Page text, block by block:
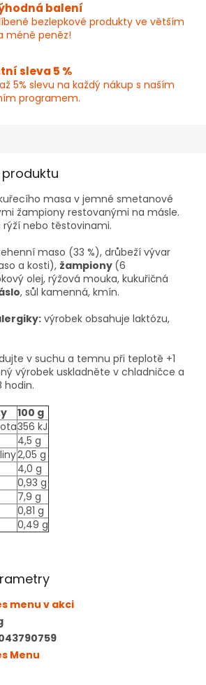
balení
bezlepkové produkty ve větším
méně peněz!
sleva 5 %
5% slevu na každý nákup s naším
programem.
masa v jemné smetanové
žampiony restovanými na másle.
nebo těstovinami.
maso (33 %), drůbeží vývar
a kosti), žampiony (6
olej, rýžová mouka, kukuřičná
, sůl kamenná, kmín.
výrobek obsahuje laktózu,
v suchu a temnu při teplotě +1
výrobek uskladněte v chladničce a
hodin.
100 g
356 kJ
4,5 g
2,05 g
4,0 g
0,93 g
7,9 g
0,81 g
0,49 g
menu v akci
Menu